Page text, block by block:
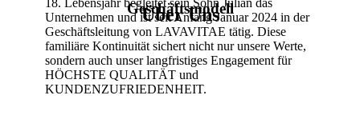
Über Uns
Unternehmen und ist seit Anfang Januar 2024 in der
Geschäftsleitung von LAVAVITAE tätig. Diese
familiäre Kontinuität sichert nicht nur unsere Werte,
sondern auch unser langfristiges Engagement für
HÖCHSTE QUALITÄT und
KUNDENZUFRIEDENHEIT.
Geschäftsmodell